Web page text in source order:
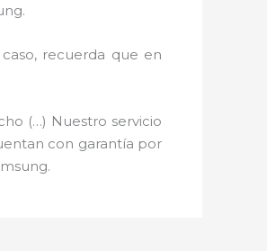
recuerda que en
(…) Nuestro servicio
con garantía por